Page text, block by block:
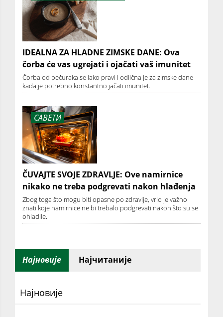
IDEALNA ZA HLADNE ZIMSKE DANE: Ova
čorba će vas ugrejati i ojačati vaš imunitet
Čorba od pečuraka se lako pravi i odlična je za zimske dane
kada je potrebno konstantno jačati imunitet.
САВЕТИ
ČUVAJTE SVOJE ZDRAVLJE: Ove namirnice
nikako ne treba podgrevati nakon hlađenja
Zbog toga što mogu biti opasne po zdravlje, vrlo je važno
znati koje namirnice ne bi trebalo podgrevati nakon što su se
ohladile.
Најновије Најчитаније
Најновије